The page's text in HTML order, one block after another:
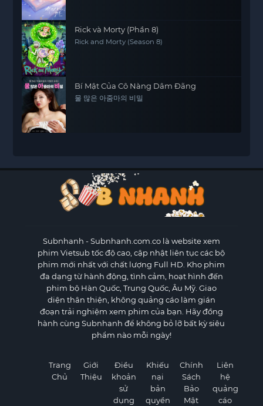
Rick và Morty (Phần 8)
Rick and Morty (Season 8)
Bí Mật Của Cô Nàng Dâm Đãng
물 많은 아줌마의 비밀
Subnhanh - Subnhanh.com.co là website xem
phim Vietsub tốc độ cao, cập nhật liên tục các bộ
phim mới nhất với chất lượng Full HD. Kho phim
đa dạng từ hành động, tình cảm, hoạt hình đến
phim bộ Hàn Quốc, Trung Quốc, Âu Mỹ. Giao
diện thân thiện, không quảng cáo làm gián
đoạn trải nghiệm xem phim của bạn. Hãy đồng
hành cùng Subnhanh để không bỏ lỡ bất kỳ siêu
phẩm nào mỗi ngày!
Trang
Chủ
Giới
Thiệu
Điều
khoản
sử
dụng
Khiếu
nại
bản
quyền
Chính
Sách
Bảo
Mật
Liên
hệ
quảng
cáo